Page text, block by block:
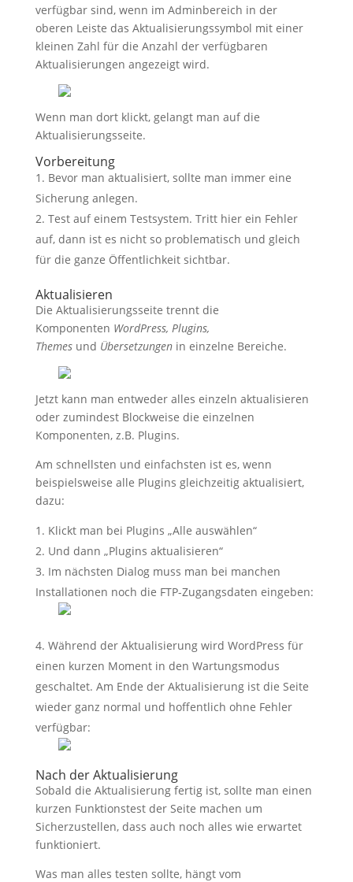
verfügbar sind, wenn im Adminbereich in der
oberen Leiste das Aktualisierungssymbol mit einer
kleinen Zahl für die Anzahl der verfügbaren
Aktualisierungen angezeigt wird.
Wenn man dort klickt, gelangt man auf die
Aktualisierungsseite.
Vorbereitung
Bevor man aktualisiert, sollte man immer eine
Sicherung anlegen.
Test auf einem Testsystem. Tritt hier ein Fehler
auf, dann ist es nicht so problematisch und gleich
für die ganze Öffentlichkeit sichtbar.
Aktualisieren
Die Aktualisierungsseite trennt die
Komponenten WordPress, Plugins,
Themes und Übersetzungenin einzelne Bereiche.
Jetzt kann man entweder alles einzeln aktualisieren
oder zumindest Blockweise die einzelnen
Komponenten, z.B. Plugins.
Am schnellsten und einfachsten ist es, wenn
beispielsweise alle Plugins gleichzeitig aktualisiert,
dazu:
Klickt man bei Plugins „Alle auswählen“
Und dann „Plugins aktualisieren“
Im nächsten Dialog muss man bei manchen
Installationen noch die FTP-Zugangsdaten eingeben:
Während der Aktualisierung wird WordPress für
einen kurzen Moment in den Wartungsmodus
geschaltet. Am Ende der Aktualisierung ist die Seite
wieder ganz normal und hoffentlich ohne Fehler
verfügbar:
Nach der Aktualisierung
Sobald die Aktualisierung fertig ist, sollte man einen
kurzen Funktionstest der Seite machen um
Sicherzustellen, dass auch noch alles wie erwartet
funktioniert.
Was man alles testen sollte, hängt vom